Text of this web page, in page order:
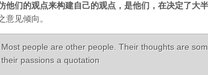
他们的观点来构建自己的观点，是他们，在决定了大
意见倾向。
Most people are other people. Their thoughts are
their passions a quotation